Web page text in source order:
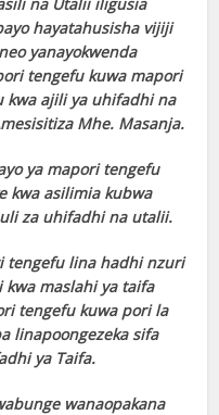
hayatahusisha vijiji
yanayokwenda
tengefu kuwa mapori
kwa ajili ya uhifadhi na
Mhe. Masanja.
ya mapori tengefu
kwa asilimia kubwa
za uhifadhi na utalii.
tengefu lina hadhi nzuri
maslahi ya taifa
tengefu kuwa pori la
linapoongezeka sifa
ya Taifa.
wanaopakana